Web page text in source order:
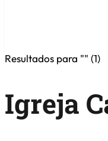
Resultados para "" (1)
Igreja